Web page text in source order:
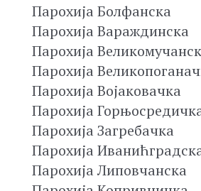
Парохија Болфанска
Парохија Вараждинска
Парохија
Парохија
Парохија Војаковачка
Парохија
Парохија Загребачка
Парохија
Парохија Липовчанска